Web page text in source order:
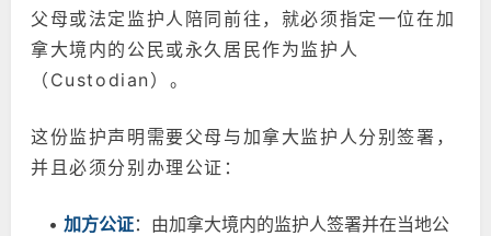
父母或法定监护人陪同前往，就必须指定一位在加
拿大境内的公民或永久居民作为监护人
（Custodian）。
这份监护声明需要父母与加拿大监护人分别签署，
并且必须分别办理公证：
• 加方公证：由加拿大境内的监护人签署并在当地公